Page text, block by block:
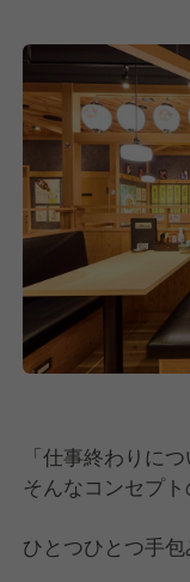
「仕事終わりに
そんなコンセプ
ひとつひとつ手